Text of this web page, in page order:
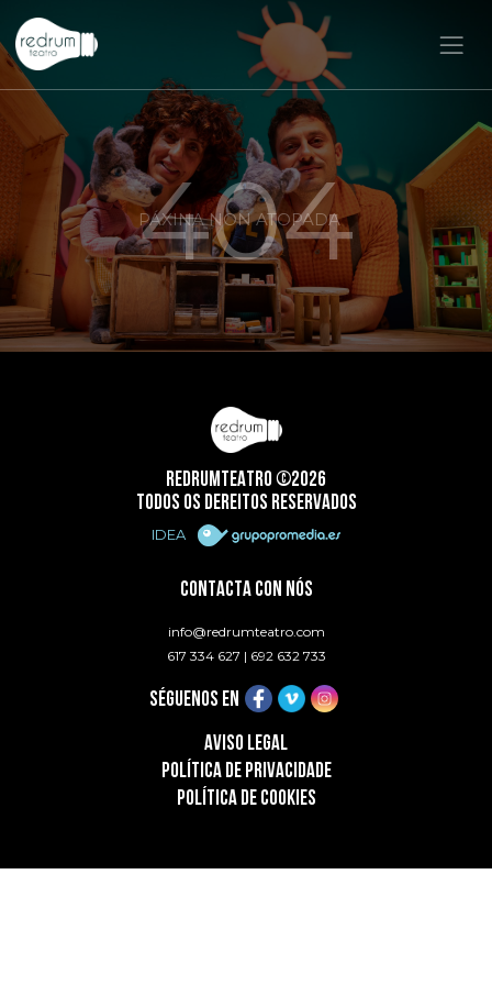
PÁXINA NON ATOPADA
404
REDRUMTEATRO ©2026
TODOS OS DEREITOS RESERVADOS
IDEA
CONTACTA CON NÓS
info@redrumteatro.com
617 334 627 | 692 632 733
SÉGUENOS EN
AVISO LEGAL
POLÍTICA DE PRIVACIDADE
POLÍTICA DE COOKIES